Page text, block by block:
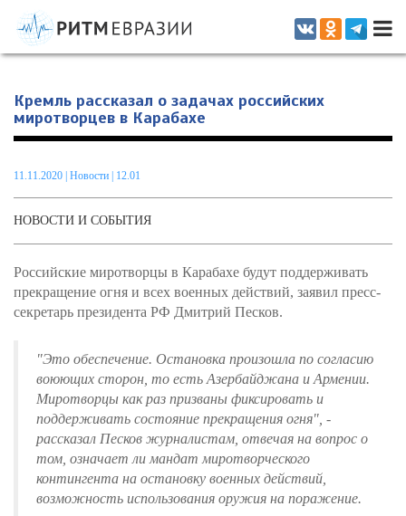
Информационно-аналитическое издание, посвященное актуальным
проблемам интеграции на постсоветском пространстве
Кремль рассказал о задачах российских
миротворцев в Карабахе
11.11.2020 Новости | 12.01
НОВОСТИ И СОБЫТИЯ
Российские миротворцы в Карабахе будут поддерживать
прекращение огня и всех военных действий, заявил пресс-
секретарь президента РФ Дмитрий Песков.
"Это обеспечение. Остановка произошла по согласию
воюющих сторон, то есть Азербайджана и Армении.
Миротворцы как раз призваны фиксировать и
поддерживать состояние прекращения огня", -
рассказал Песков журналистам, отвечая на вопрос о
том, означает ли мандат миротворческого
контингента на остановку военных действий,
возможность использования оружия на поражение.